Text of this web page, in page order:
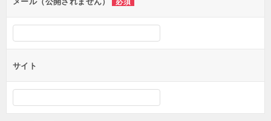
サイト